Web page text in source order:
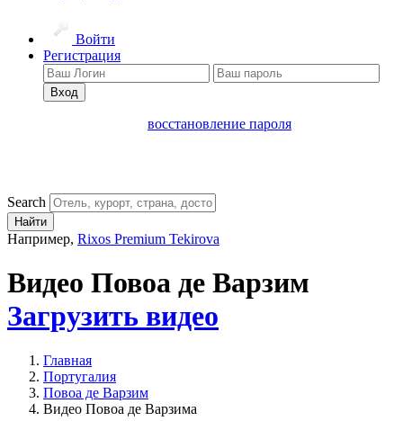
Войти
Регистрация
Вход
восстановление пароля
Search
Найти
Например, Rixos Premium Tekirova
Видео Повоа де Варзим
Загрузить видео
Главная
Португалия
Повоа де Варзим
Видео Повоа де Варзима